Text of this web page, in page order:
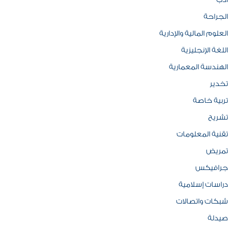
الجراحة
العلوم المالية والإدارية
اللغة الإنجليزية
الهندسة المعمارية
تخدير
تربية خاصة
تشريح
تقنية المعلومات
تمريض
جرافيكس
دراسات إسلامية
شبكات واتصالات
صيدلة